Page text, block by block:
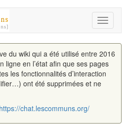
Toggle
du wiki qui a été utilisé entre 2016
ligne en l’état afin que ses pages
les fonctionnalités d’interaction
ont été supprimées et ne
https://chat.lescommuns.org/